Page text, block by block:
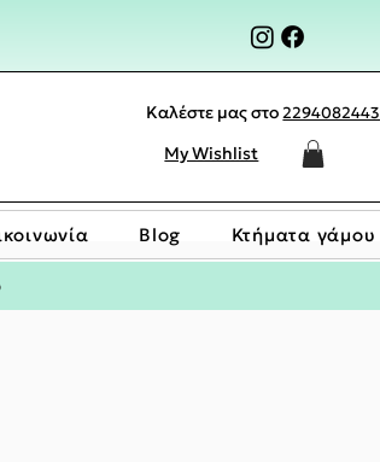
Καλέστε μας στο2294082443
My Wishlist
Blog Κτήματα γάμου